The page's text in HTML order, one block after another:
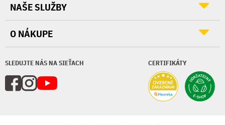
SLEDUJTE NÁS NA SIEŤACH CERTIFIKÁTY
NAŠE SLUŽBY
O NÁKUPE